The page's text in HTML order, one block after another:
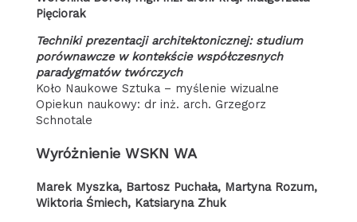
Pięciorak
Techniki prezentacji architektonicznej: studium
porównawcze w kontekście współczesnych
paradygmatów twórczych
Koło Naukowe Sztuka – myślenie wizualne
Opiekun naukowy: dr inż. arch. Grzegorz
Schnotale
Wyróżnienie WSKN WA
Marek Myszka, Bartosz Puchała, Martyna Rozum,
Wiktoria Śmiech, Katsiaryna Zhuk